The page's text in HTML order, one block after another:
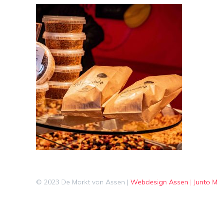
© 2023 De Markt van Assen | Webdesign Assen | Junto